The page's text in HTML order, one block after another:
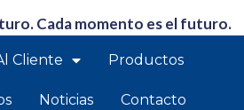
Cada momento es el futuro.
Cliente Productos
Noticias Contacto